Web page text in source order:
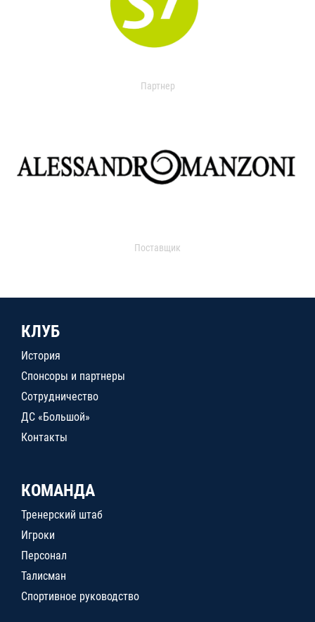
Партнер
Поставщик
КЛУБ
История
Спонсоры и партнеры
Сотрудничество
ДС «Большой»
Контакты
КОМАНДА
Тренерский штаб
Игроки
Персонал
Талисман
Спортивное руководство